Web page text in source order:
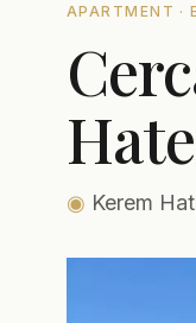
APARTMENT ·
◉ Kerem